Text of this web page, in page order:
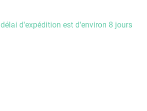
d'expédition est d'environ 8 jours